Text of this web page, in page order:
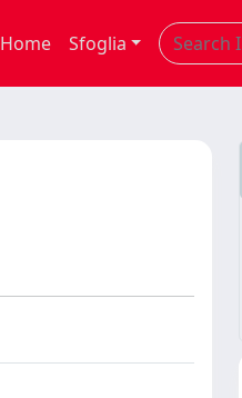
Home Sfoglia